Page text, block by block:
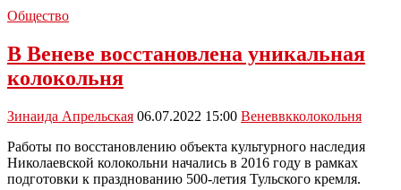
Общество
В Веневе восстановлена уникальная
колокольня
Зинаида Апрельская 06.07.2022 15:00 Веневвкколокольня
Работы по восстановлению объекта культурного наследия
Николаевской колокольни начались в 2016 году в рамках
подготовки к празднованию 500-летия Тульского кремля.